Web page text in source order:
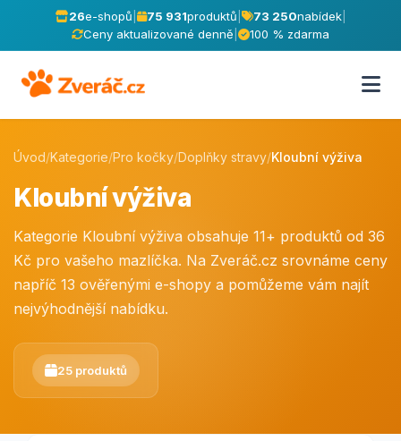
26e-shopů 75 931produktů 73 250nabídek|
Ceny aktualizované denně
100 % zdarma
Úvod/Kategorie/Pro kočky/Doplňky stravy/Kloubní výživa
Kloubní výživa
Kategorie Kloubní výživa obsahuje 11+ produktů od 36
Kč pro vašeho mazlíčka. Na Zveráč.cz srovnáme ceny
napříč 13 ověřenými e-shopy a pomůžeme vám najít
nejvýhodnější nabídku.
25 produktů